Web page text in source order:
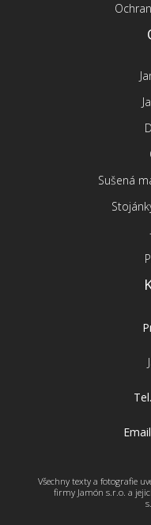
Sušená
Tel.
Email
Všechny texty a fotografie
firmy Jamón s.r.o. a